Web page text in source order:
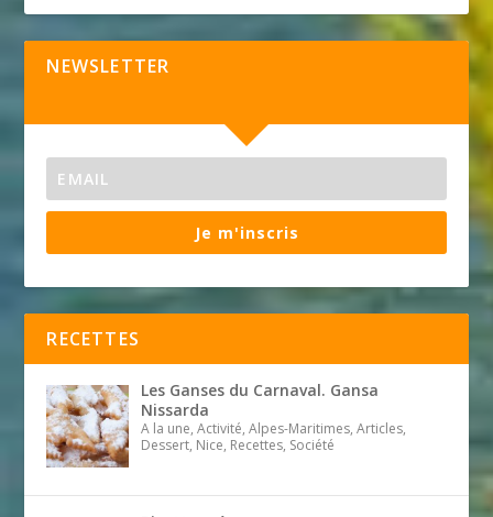
NEWSLETTER
Je m'inscris
RECETTES
Les Ganses du Carnaval. Gansa
Nissarda
A la une, Activité, Alpes-Maritimes, Articles,
Dessert, Nice, Recettes, Société